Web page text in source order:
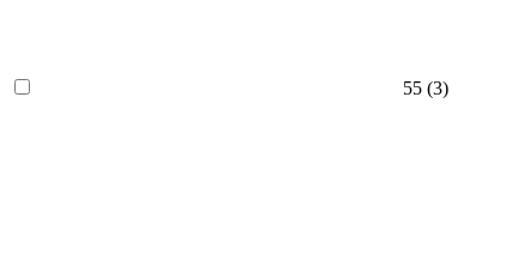
55 (3)